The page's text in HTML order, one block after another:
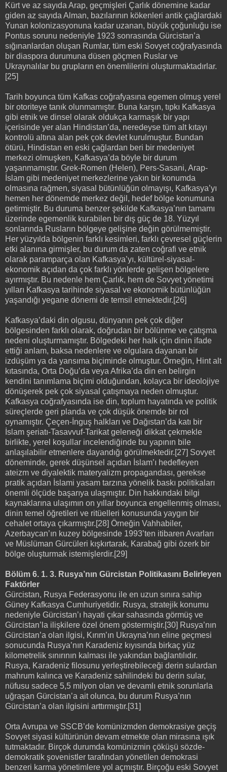
Kürt ve az sayıda Arap, geçmişleri Çarlık dönemine kadar
giden az sayıda Alman, bazılarının kökenleri antik çağlardaki
Yunan kolonizasyonuna kadar uzanan, büyük çoğunluğu ise
Pontus sorunu nedeniyle 1923 sonrasında Gürcistan’a
sığınanlardan oluşan Rumlar, tüm eski Sovyet coğrafyasında
bir diaspora durumuna düsen göçmen Ruslar ve
Ukraynalılar bu grupların en önemlilerini oluşturmaktadırlar.
[25]
Tarih boyunca tüm Kafkas coğrafyasına egemen olmuş yerel
bir otoriteye tanık olunmamıştır. Buna karşın, tıpkı Kafkasya
gibi etnik ve dinsel olarak oldukça karmaşık bir yapı
içerisinde yer alan Hindistan’da, neredeyse tüm alt kıtayı
kontrolü altına alan pek çok devlet kurulmuştur. Bundan
ötürü, Hindistan en eski çağlardan beri bir medeniyet
merkezi olmuşken, Kafkasya’da böyle bir durum
yaşanmamıştır. Grek-Romen (Helen), Pers-Sasani, Arap-
İslam gibi medeniyet merkezlerine yakın bir konumda
olmasına rağmen, siyasal bütünlüğün olmayışı, Kafkasya’yı
hemen her dönemde merkez değil, hedef bölge konumuna
getirmiştir. Bu duruma benzer şekilde Kafkasya’nın tamamı
üzerinde egemenlik kurabilen bir dış güç de 18. Yüzyıl
sonlarında Rusların bölgeye gelişine değin görülmemiştir.
Her yüzyılda bölgenin farklı kesimleri, farklı çevresel güçlerin
etki alanına girmişler, bu durum da zaten coğrafi ve etnik
olarak paramparça olan Kafkasya’yı, kültürel-siyasal-
ekonomik açıdan da çok farklı yönlerde gelişen bölgelere
ayırmıştır. Bu nedenle hem Çarlık, hem de Sovyet yönetimi
yılları Kafkasya tarihinde siyasal ve ekonomik bütünlüğün
yaşandığı yegane dönemi de temsil etmektedir.[26]
Kafkasya’daki din olgusu, dünyanın pek çok diğer
bölgesinden farklı olarak, doğrudan bir bölünme ve çatışma
nedeni oluşturmamıştır. Bölgedeki her halk için dinin ifade
ettiği anlam, baksa nedenlere ve olgulara dayanan bir
izdüşüm ya da yansıma biçiminde olmuştur. Örneğin, Hint alt
kıtasında, Orta Doğu’da veya Afrika’da din en belirgin
kendini tanımlama biçimi olduğundan, kolayca bir ideolojiye
dönüşerek pek çok siyasal çatışmaya neden olmuştur.
Kafkasya coğrafyasında ise din, toplum hayatında ve politik
süreçlerde geri planda ve çok düşük önemde bir rol
oynamıştır. Çeçen-İnguş halkları ve Dağıstan’da katı bir
İslam şeriatı-Tasavvuf-Tarikat geleneği dikkat çekmekle
birlikte, yerel koşullar incelendiğinde bu yapının bile
anlaşılabilir etmenlere dayandığı görülmektedir.[27] Sovyet
döneminde, gerek düşünsel açıdan İslam’ı hedefleyen
ateizm ve diyalektik materyalizm propagandası, gerekse
pratik açıdan İslami yasam tarzına yönelik baskı politikaları
önemli ölçüde başarıya ulaşmıştır. Din hakkındaki bilgi
kaynaklarına ulaşımın on yıllar boyunca engellenmiş olması,
dinin temel öğretileri ve ritüelleri konusunda yaygın bir
cehalet ortaya çıkarmıştır.[28] Örneğin Vahhabiler,
Azerbaycan’ın kuzey bölgesinde 1993’ten itibaren Avarları
ve Müslüman Gürcüleri kışkırtarak, Karabağ gibi özerk bir
bölge oluşturmak istemişlerdir.[29]
Bölüm 6. 1. 3. Rusya’nın Gürcistan Politikasını Belirleyen
Faktörler
Gürcistan, Rusya Federasyonu ile en uzun sınıra sahip
Güney Kafkasya Cumhuriyetidir. Rusya, stratejik konumu
nedeniyle Gürcistan’ı hayati çıkar sahasında görmüş ve
Gürcistan’la ilişkilere özel önem göstermiştir.[30] Rusya’nın
Gürcistan’a olan ilgisi, Kırım’ın Ukrayna’nın eline geçmesi
sonucunda Rusya’nın Karadeniz kıyısında birkaç yüz
kilometrelik sınırının kalması ile yakından bağlantılıdır.
Rusya, Karadeniz filosunu yerleştirebileceği derin sulardan
mahrum kalınca ve Karadeniz sahilindeki bu derin sular,
nüfusu sadece 5,5 milyon olan ve devamlı etnik sorunlarla
uğraşan Gürcistan’a ait olunca, bu durum Rusya’nın
Gürcistan’a olan ilgisini arttırmıştır.[31]
Orta Avrupa ve SSCB’de komünizmden demokrasiye geçiş
Sovyet siyasi kültürünün devam etmekte olan mirasına ışık
tutmaktadır. Birçok durumda komünizmin çöküşü sözde-
demokratik şovenistler tarafından yönetilen demokrasi
benzeri karma yönetimlere yol açmıştır. Birçoğu eski Sovyet